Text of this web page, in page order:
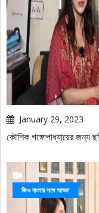
January 29, 2023
কৌশিক গঙ্গোপাধ্যায়ের জন্য
জিও বাংলার সঙ্গে আড্ডা